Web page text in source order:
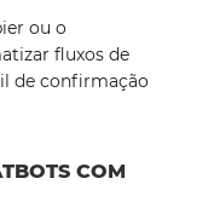
ou o
fluxos de
de confirmação
COM